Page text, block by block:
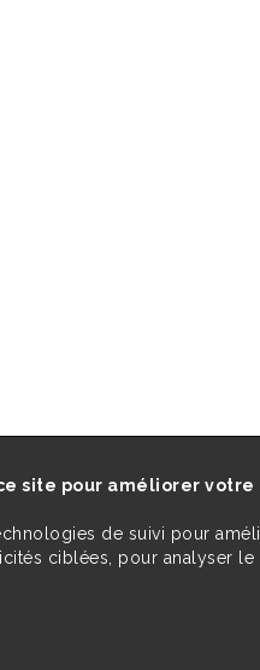
site pour améliorer
de suivi pour
ciblées, pour analyser